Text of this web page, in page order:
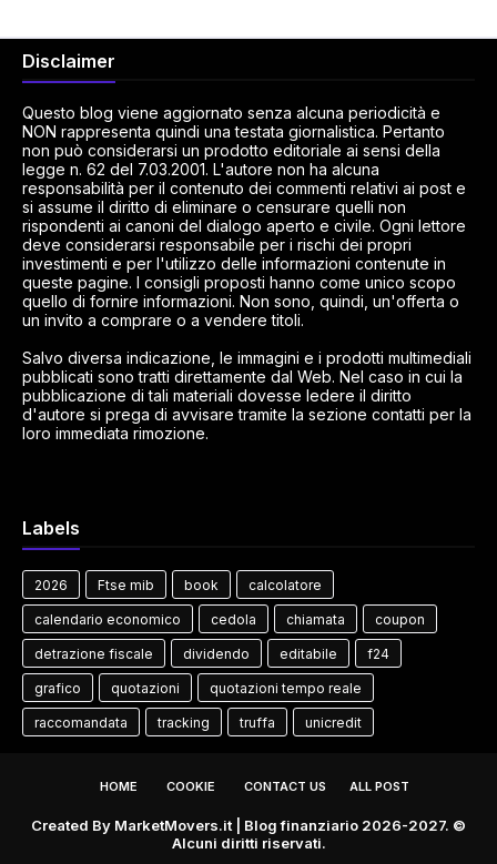
Disclaimer
Questo blog viene aggiornato senza alcuna periodicità e
NON rappresenta quindi una testata giornalistica. Pertanto
non può considerarsi un prodotto editoriale ai sensi della
legge n. 62 del 7.03.2001. L'autore non ha alcuna
responsabilità per il contenuto dei commenti relativi ai post e
si assume il diritto di eliminare o censurare quelli non
rispondenti ai canoni del dialogo aperto e civile. Ogni lettore
deve considerarsi responsabile per i rischi dei propri
investimenti e per l'utilizzo delle informazioni contenute in
queste pagine. I consigli proposti hanno come unico scopo
quello di fornire informazioni. Non sono, quindi, un'offerta o
un invito a comprare o a vendere titoli.
Salvo diversa indicazione, le immagini e i prodotti multimediali
pubblicati sono tratti direttamente dal Web. Nel caso in cui la
pubblicazione di tali materiali dovesse ledere il diritto
d'autore si prega di avvisare tramite la sezione contatti per la
loro immediata rimozione.
Labels
2026 Ftse mib book calcolatore
calendario economico cedola chiamata coupon
detrazione fiscale dividendo editabile f24
grafico quotazioni quotazioni tempo reale
raccomandata tracking truffa unicredit
HOME COOKIE CONTACT US ALL POST
Created By MarketMovers.it | Blog finanziario 2026-2027. ©
Alcuni diritti riservati.